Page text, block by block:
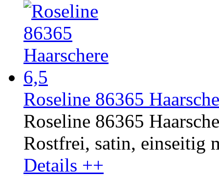
Roseline 86365
Roseline 86365
Rostfrei, satin, einseitig
Details ++